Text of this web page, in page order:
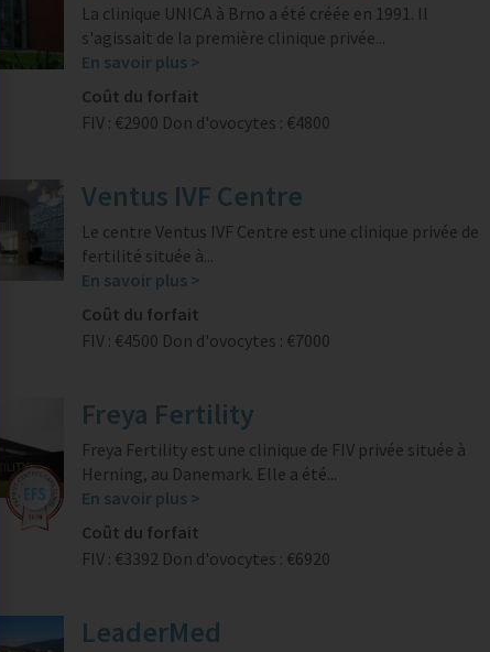
La clinique UNICA à Brno a été créée en 1991. Il
s'agissait de la première clinique privée...
En savoir plus >
Coût du forfait
FIV : €2900 Don d'ovocytes : €4800
Ventus IVF Centre
Le centre Ventus IVF Centre est une clinique privée de
fertilité située à...
En savoir plus >
Coût du forfait
FIV : €4500 Don d'ovocytes : €7000
Freya Fertility
Freya Fertility est une clinique de FIV privée située à
Herning, au Danemark. Elle a été...
En savoir plus >
Coût du forfait
FIV : €3392 Don d'ovocytes : €6920
LeaderMed